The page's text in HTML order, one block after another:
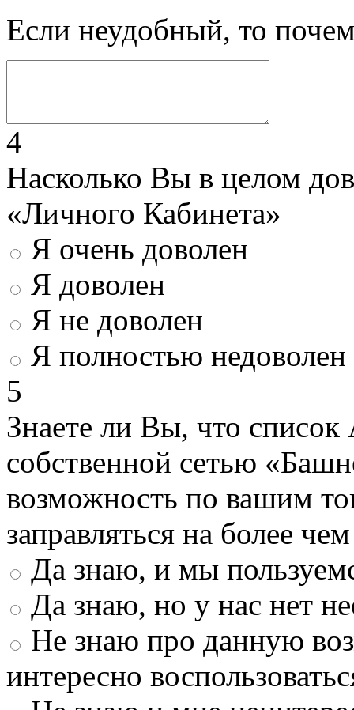
Если неудобный, то
4
Насколько Вы в целом
«Личного Кабинета»
Я очень доволен
Я доволен
Я не доволен
Я полностью недоволен
5
Знаете ли Вы, что
собственной сетью
возможность по вашим
заправляться на более
Да знаю, и мы
Да знаю, но у нас нет
Не знаю про данную
интересно